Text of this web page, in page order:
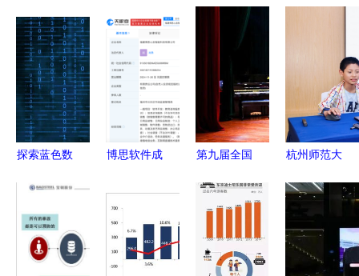
意设计大赛
正式启动，
面向41城征
集数字文化
创意软件开
发作品
合 数字文
化创意软件
开发新探索
区数字文化
会，共探软
件新未来
之道——以
数字文化创
意软件开发
为例
探索蓝色数
创意电商与
数字开发
博思软件成
耕数字文化
创意软件开
第九届全国
术设计大赛
项暨2021
杭州师范大
航，AI相
伴”系列活
动圆满收